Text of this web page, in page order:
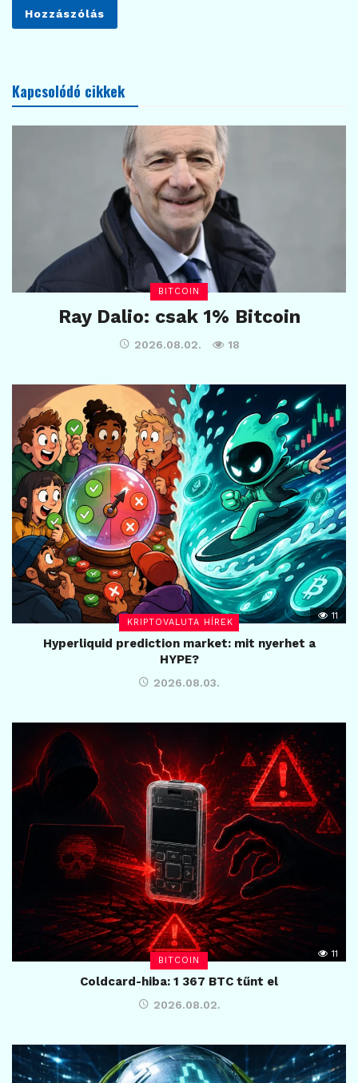
Kapcsolódó cikkek
BITCOIN
Ray Dalio: csak 1% Bitcoin
2026.08.02. 18
KRIPTOVALUTA HÍREK
11
Hyperliquid prediction market: mit nyerhet a
HYPE?
2026.08.03.
BITCOIN
11
Coldcard-hiba: 1 367 BTC tűnt el
2026.08.02.